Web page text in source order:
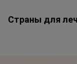
Страны для